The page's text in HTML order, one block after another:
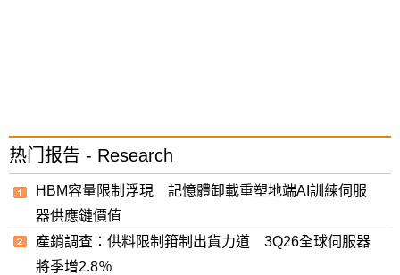
热门报告 - Research
HBM容量限制浮現 記憶體卸載重塑地端AI訓練伺服
器供應鏈價值
產銷調查：供料限制箝制出貨力道 3Q26全球伺服器
將季增2.8％